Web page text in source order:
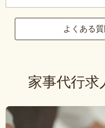
よくある
家事代行求